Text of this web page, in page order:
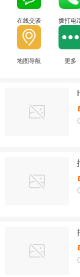
在线交谈 拨打电
地图导航 更多